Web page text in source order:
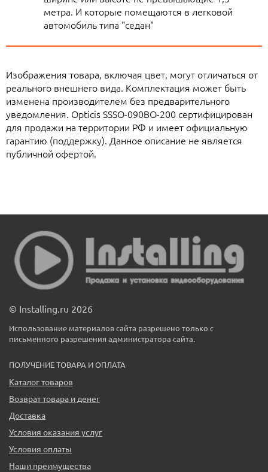
метра. И которые помещаются в легковой
автомобиль типа "седан"
Изображения товара, включая цвет, могут отличаться от
реального внешнего вида. Комплектация может быть
изменена производителем без предварительного
уведомления. Opticis SSSO-090BO-200 сертифицирован
для продажи на территории РФ и имеет официальную
гарантию (поддержку). Данное описание не является
публичной офертой.
© Installing.ru 2026
Использование материалов сайта разрешено только с
письменного разрешения администратора сайта.
ПОЛУЧЕНИЕ ТОВАРА И ОПЛАТА
Каталог товаров
Возврат товара и денег
Доставка
Условия оказания услуг
Условия оплаты
Наши преимущества